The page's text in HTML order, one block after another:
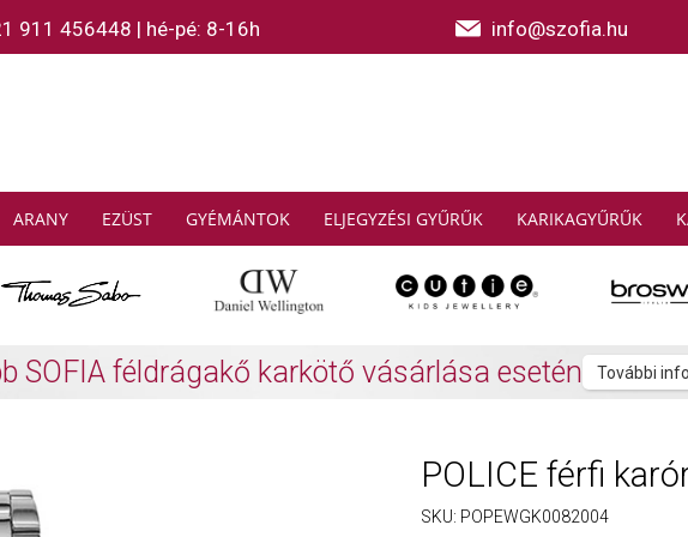
911 456448 | hé-pé: 8-16h info@szofia.hu
ARANY EZÜST GYÉMÁNTOK ELJEGYZÉSI GYŰRŰK KARIKAGYŰRŰK
SABO: Gyűjtsön és spóroljon További információk
POLICE férfi
SKU: POPEWGK0082004